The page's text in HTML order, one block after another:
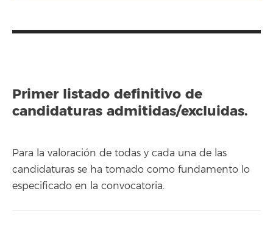
Primer listado definitivo de
candidaturas admitidas/excluidas.
Para la valoración de todas y cada una de las
candidaturas se ha tomado como fundamento lo
especificado en la convocatoria.